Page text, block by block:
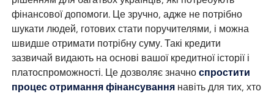
фінансової допомоги. Це зручно, адже не потрібно
шукати людей, готових стати поручителями, і можна
швидше отримати потрібну суму. Такі кредити
зазвичай видають на основі вашої кредитної історії і
платоспроможності. Це дозволяє значноспростити
процес отримання фінансування навіть для тих, хто